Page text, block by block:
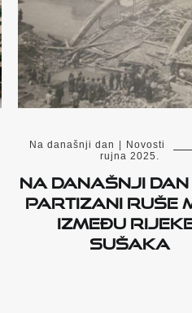
Na današnji dan Novosti
rujna 2025.
Na današnji dan
Partizani ruše
između
Sušaka